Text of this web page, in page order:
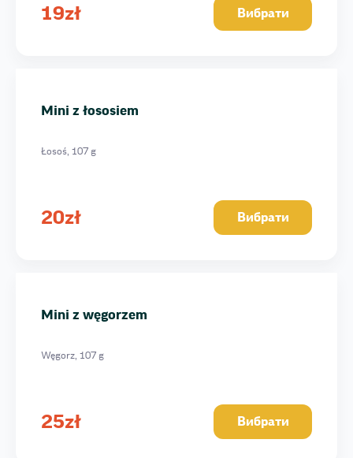
19zł Вибрати
Mini z łososiem
Łosoś, 107 g
20zł Вибрати
Mini z węgorzem
Węgorz, 107 g
25zł Вибрати